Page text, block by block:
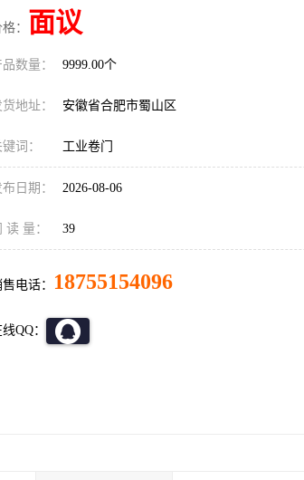
： 面议
数量： 9999.00个
地址： 安徽省合肥市蜀山区
词： 工业卷门
日期： 2026-08-06
读 量： 39
电话： 18755154096
QQ：